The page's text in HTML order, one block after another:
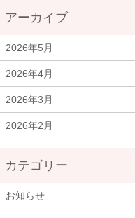
2026年5月
2026年4月
2026年3月
2026年2月
お知らせ